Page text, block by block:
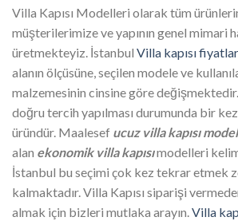
Villa Kapısı Modelleri olarak tüm
müşterilerimize ve yapının genel mimari
üretmekteyiz. İstanbul Villa kapısı
alanın ölçüsüne, seçilen modele ve
malzemesinin cinsine göre
doğru tercih yapılması durumunda bir
üründür. Maalesef ucuz villa kapısı
alan ekonomik villa kapısımodelleri
İstanbul bu seçimi çok kez tekrar etmek
kalmaktadır. Villa Kapısı siparişi
almak için bizleri mutlaka arayın.Villa